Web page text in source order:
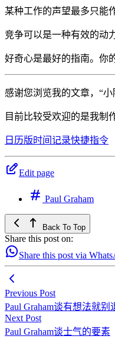
某种工作的声望最多只能
竞争可以是一种有效的动
好奇心是最好的指南。你
感谢您浏览我的文章，“
目前比较受欢迎的是我制
日历版时间记录快捷指令
Edit page
Paul Graham
Back To Top
Share this post on:
Share this post via
Previous Post
Paul Graham谈有想法就别
Next Post
Paul Graham谈士气的要素